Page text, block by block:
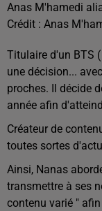
Anas M'hamedi
Crédit : Anas
Titulaire d'un BTS
une décision...
proches. Il décide
année afin
Créateur de
toutes sortes
Ainsi, Nanas
transmettre à ses
contenu varié "